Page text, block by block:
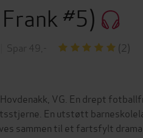
#5)
Spar 49,- (2)
VG. En drept
En utstøtt
sammen til et fartsfylt